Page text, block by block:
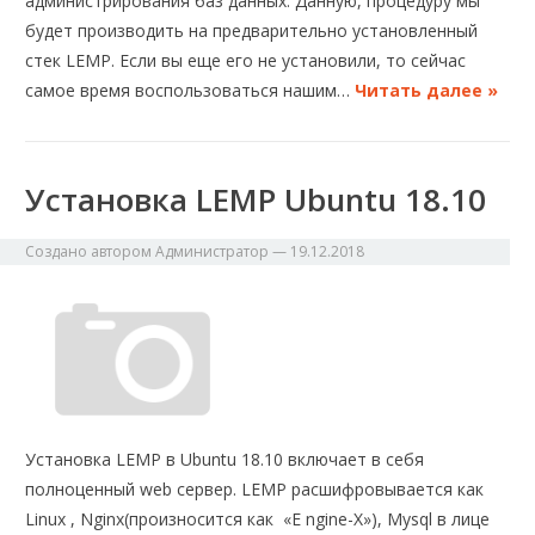
будет производить на предварительно установленный
стек LEMP. Если вы еще его не установили, то сейчас
самое время воспользоваться нашим… Читать далее »
Установка LEMP Ubuntu 18.10
Создано авторомАдминистратор — 19.12.2018
Установка LEMP в Ubuntu 18.10 включает в себя
полноценный web сервер. LEMP расшифровывается как
Linux , Nginx(произносится как «E ngine-X»), Mysql в лице